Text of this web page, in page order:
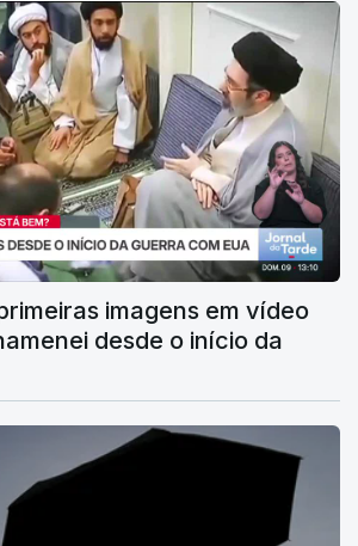
imagens em vídeo
desde o início da